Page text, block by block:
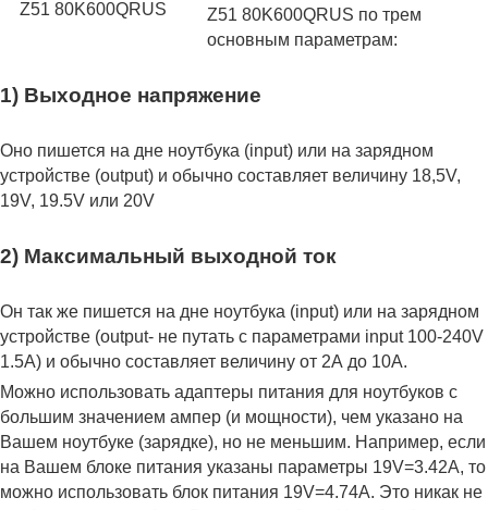
Z51 80K600QRUS по трем
основным параметрам:
1) Выходное напряжение
Оно пишется на дне ноутбука (input) или на зарядном
устройстве (output) и обычно составляет величину 18,5V,
19V, 19.5V или 20V
2) Максимальный выходной ток
Он так же пишется на дне ноутбука (input) или на зарядном
устройстве (output- не путать с параметрами input 100-240V
1.5A) и обычно составляет величину от 2А до 10A.
Можно использовать адаптеры питания для ноутбуков с
большим значением ампер (и мощности), чем указано на
Вашем ноутбуке (зарядке), но не меньшим. Например, если
на Вашем блоке питания указаны параметры 19V=3.42A, то
можно использовать блок питания 19V=4.74A. Это никак не